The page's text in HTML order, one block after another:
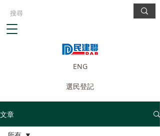
ENG
選民登記
文章